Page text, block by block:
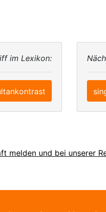
im Lexikon:
melden und bei unserer